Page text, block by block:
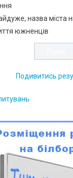
назва міста
южненців
Подивитись